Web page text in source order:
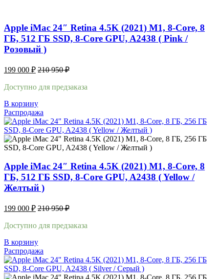
Apple iMac 24″ Retina 4.5K (2021) M1, 8-Core, 8
ГБ, 512 ГБ SSD, 8-Core GPU, A2438 ( Pink /
Розовый )
199 000 ₽ 210 950₽
Доступно для предзаказа
В корзину
Распродажа
Apple iMac 24″ Retina 4.5K (2021) M1, 8-Core, 8
ГБ, 512 ГБ SSD, 8-Core GPU, A2438 ( Yellow /
Желтый )
199 000 ₽ 210 950₽
Доступно для предзаказа
В корзину
Распродажа